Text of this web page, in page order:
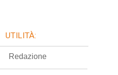
UTILITÀ:
Redazione